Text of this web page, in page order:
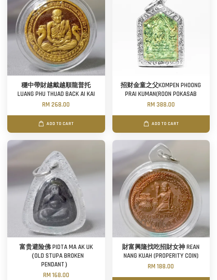
穩中帶財越戴越順龍普托
LUANG PHU THUAD BACK AI KAI
RM 268.00
ADD TO CART
招财金童之父KOMPEN PHOONG
PRAI KUMAN(ROON POKASAB
RM 388.00
ADD TO CART
富贵避险佛 PIDTA MA AK UK
（OLD STUPA BROKEN
PENDANT）
RM 168.00
財富興隆找吃招財女神 REAN
NANG KUAH (PROPERITY COIN)
RM 188.00